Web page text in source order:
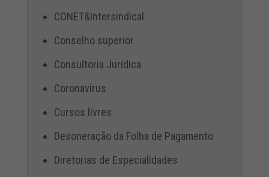
CONET&Intersindical
Conselho superior
Consultoria Jurídica
Coronavírus
Cursos livres
Desoneração da Folha de Pagamento
Diretorias de Especialidades